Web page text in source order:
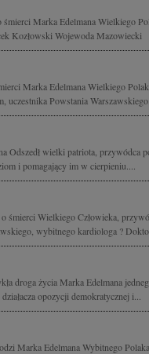
Marka Edelmana Wielkiego
Kozłowski Wojewoda Mazowiecki
Marka Edelmana Wielkiego
uczestnika Powstania
Odszedł wielki patriota, przywódca
i pomagający im w cierpieniu....
śmierci Wielkiego Człowieka,
wybitnego kardiologa ?
droga życia Marka Edelmana
opozycji demokratycznej i...
Marka Edelmana Wybitnego